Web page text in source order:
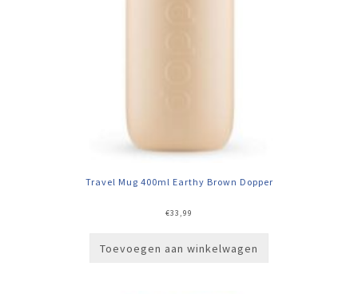
Travel Mug 400ml Earthy Brown Dopper
€33,99
Toevoegen aan winkelwagen